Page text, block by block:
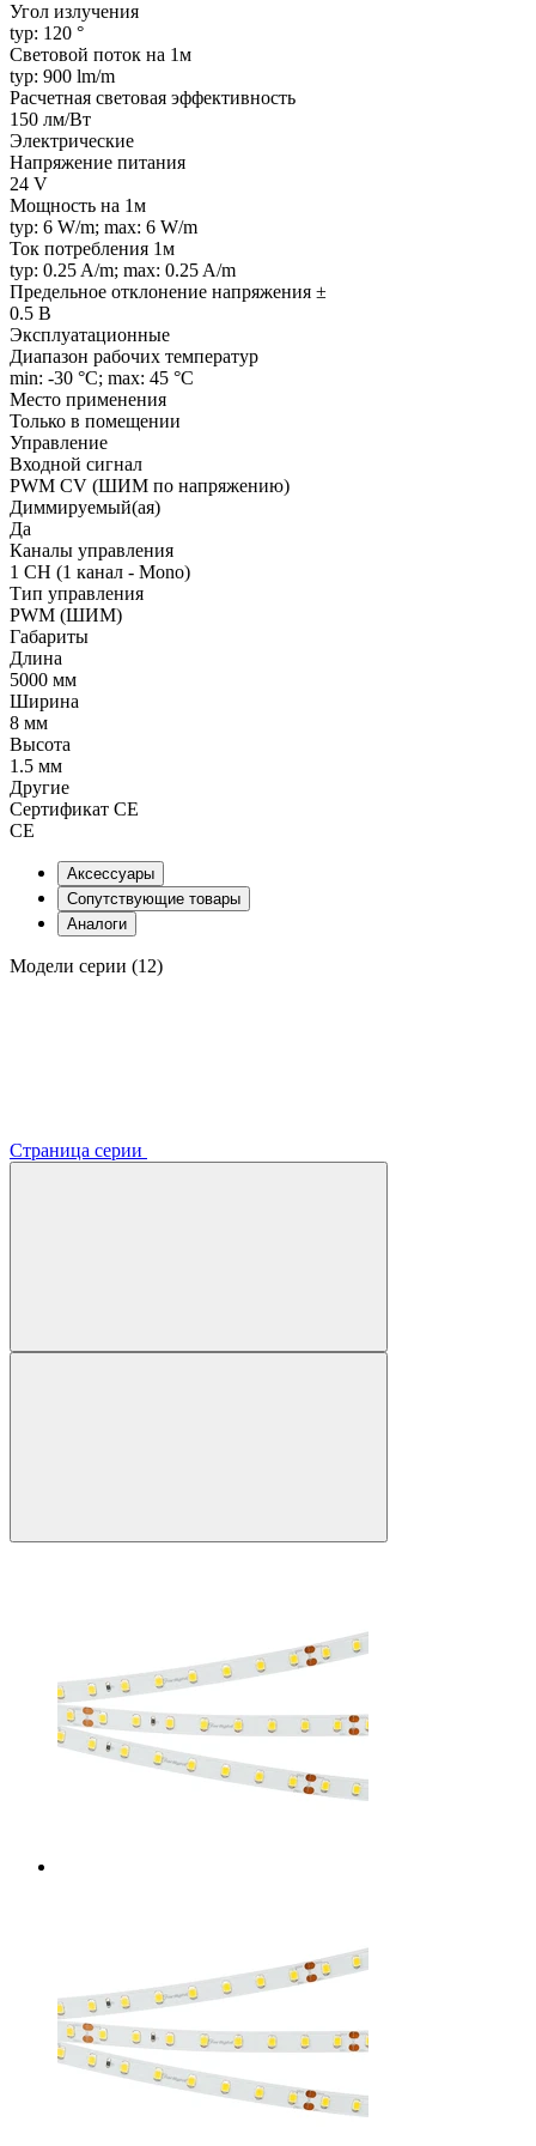
Угол излучения
typ: 120 °
Световой поток на 1м
typ: 900 lm/m
Расчетная световая эффективность
150 лм/Вт
Электрические
Напряжение питания
24 V
Мощность на 1м
typ: 6 W/m; max: 6 W/m
Ток потребления 1м
typ: 0.25 A/m; max: 0.25 A/m
Предельное отклонение напряжения ±
0.5 В
Эксплуатационные
Диапазон рабочих температур
min: -30 °C; max: 45 °C
Место применения
Только в помещении
Управление
Входной сигнал
PWM СV (ШИМ по напряжению)
Диммируемый(ая)
Да
Каналы управления
1 CH (1 канал - Mono)
Тип управления
PWM (ШИМ)
Габариты
Длина
5000 мм
Ширина
8 мм
Высота
1.5 мм
Другие
Сертификат CE
CE
Аксессуары
Сопутствующие товары
Аналоги
Модели серии (12)
Страница серии